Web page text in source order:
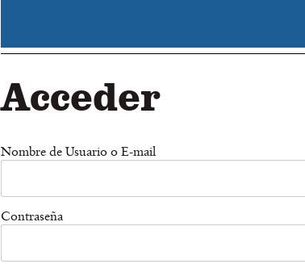
Acceder
Nombre de Usuario o E-mail
Contraseña